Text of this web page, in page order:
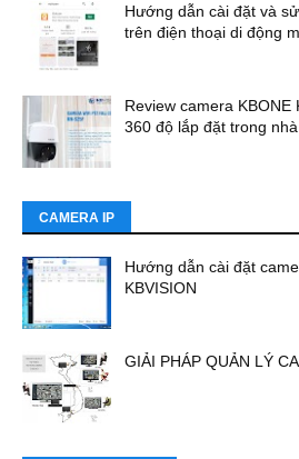
Hướng dẫn cài đặt và
trên điện thoại di động
Review camera
360 độ lắp đặt trong
CAMERA IP
Hướng dẫn cài đặt
KBVISION
GIẢI PHÁP QUẢN LÝ